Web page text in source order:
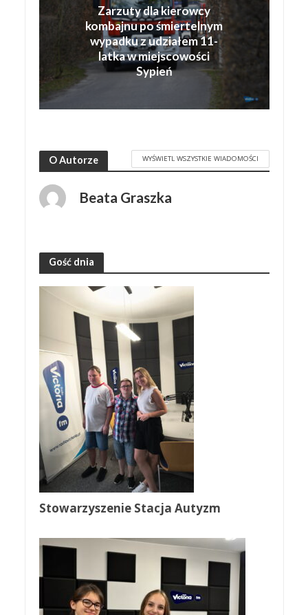
Zarzuty dla kierowcy
kombajnu po śmiertelnym
wypadku z udziałem 11-
latka w miejscowości
Sypień
O Autorze WYŚWIETL WSZYSTKIE WIADOMOŚCI
Beata Graszka
Gość dnia
Stowarzyszenie Stacja Autyzm